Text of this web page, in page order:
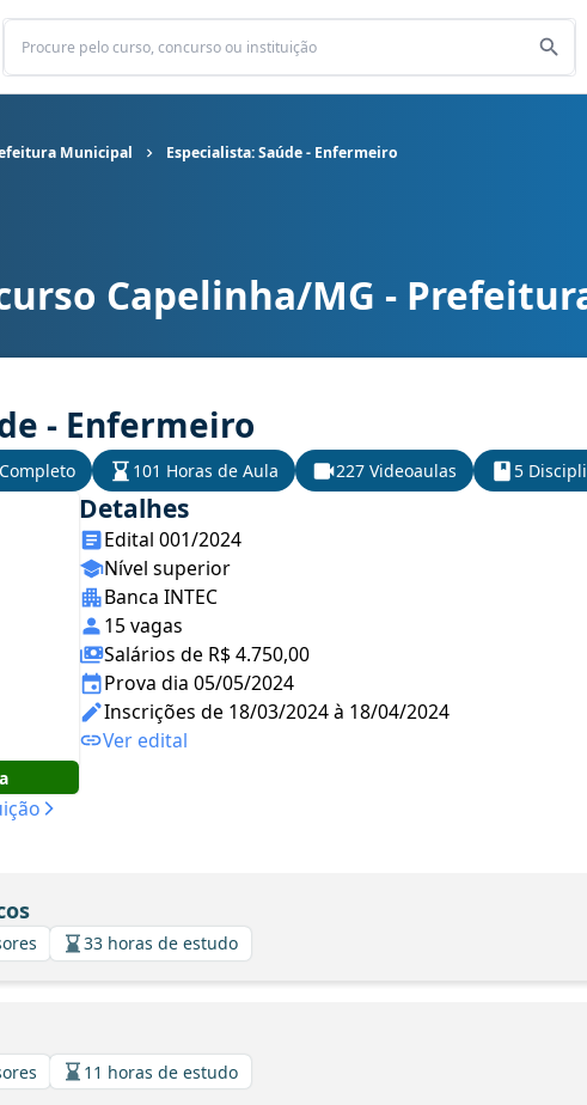
Buscar
Municipal Especialista: Saúde - Enfermeiro
Municipal cargo Especialista: Saúde - Enfermeiro
Capelinha/MG -
- Enfermeiro
101 Horas de Aula 227 Videoaulas 5
Detalhes
Edital 001/2024
Nível superior
Banca INTEC
15 vagas
Salários de R$ 4.750,00
Prova dia 05/05/2024
Inscrições de 18/03/2024 à 18/04/2024
Ver edital
33 horas de estudo
11 horas de estudo